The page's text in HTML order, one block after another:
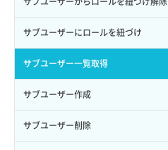
サブユーザーにロールを紐づけ
サブユーザー一覧取得
サブユーザー作成
サブユーザー削除